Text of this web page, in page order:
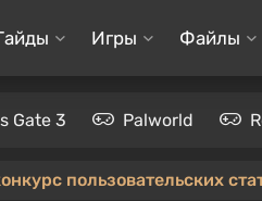
Игры Файлы
Gate 3 Palworld
пользовательских